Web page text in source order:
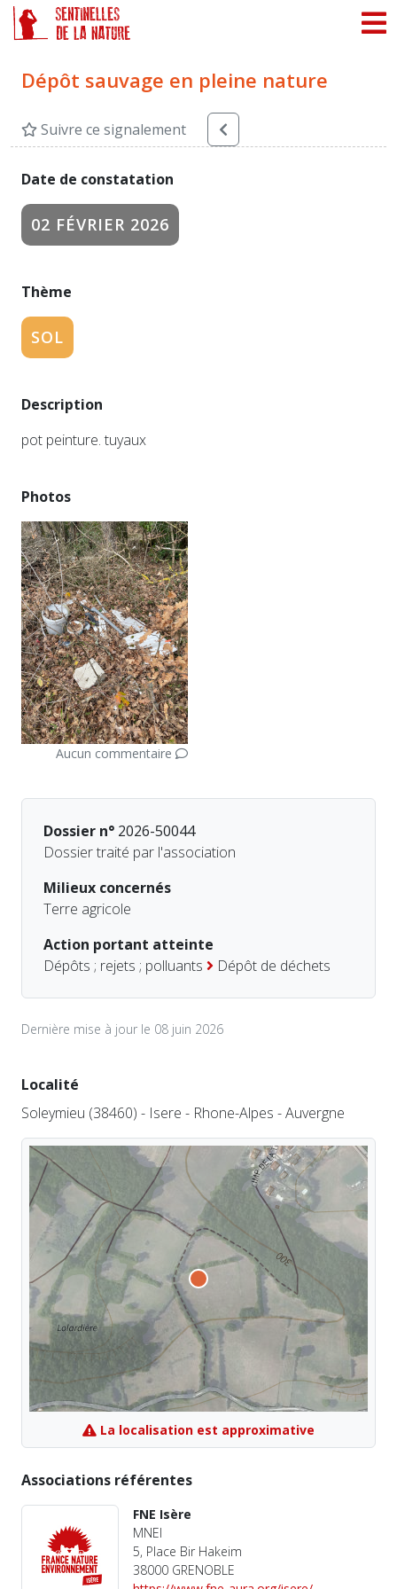
Dépôt sauvage en pleine nature
Suivre ce signalement
Date de constatation
02 FÉVRIER 2026
Thème
SOL
Description
pot peinture. tuyaux
Photos
Aucun commentaire
Dossier n° 2026-50044
Dossier traité par l'association
Milieux concernés
Terre agricole
Action portant atteinte
Dépôts ; rejets ; polluants
Dépôt de déchets
Dernière mise à jour le 08 juin 2026
Localité
Soleymieu (38460) - Isere - Rhone-Alpes - Auvergne
La localisation est approximative
Associations référentes
FNE Isère
MNEI
5, Place Bir Hakeim
38000 GRENOBLE
Panneau de gestion des cookies